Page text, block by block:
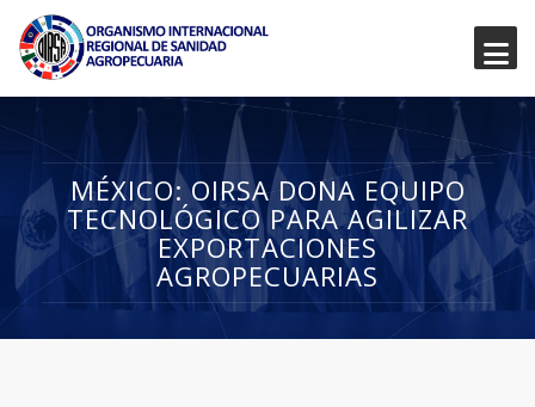
MÉXICO: OIRSA DONA EQUIPO
TECNOLÓGICO PARA AGILIZAR
EXPORTACIONES
AGROPECUARIAS